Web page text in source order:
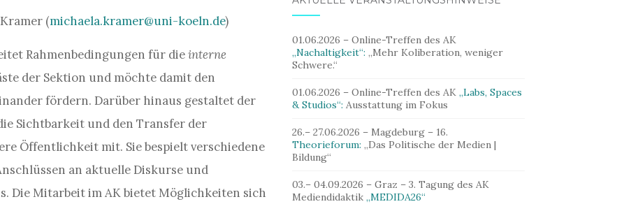
(michaela.kramer@uni-koeln.de)
Rahmenbedingungen für dieinterne
der Sektion und möchte damit den
fördern. Darüber hinaus gestaltet der
Sichtbarkeit und den Transfer der
Öffentlichkeit mit. Sie bespielt verschiedene
an aktuelle Diskurse und
Die Mitarbeit im AK bietet Möglichkeiten sich
01.06.2026 – Online-Treffen des AK
„Nachaltigkeit“: „Mehr Koliberation, weniger
Schwere.“
01.06.2026 – Online-Treffen des AK „Labs, Spaces
& Studios“: Ausstattung im Fokus
26.– 27.06.2026 – Magdeburg – 16.
Theorieforum: „Das Politische der Medien |
Bildung“
03.– 04.09.2026 – Graz – 3. Tagung des AK
Mediendidaktik „MEDIDA26“